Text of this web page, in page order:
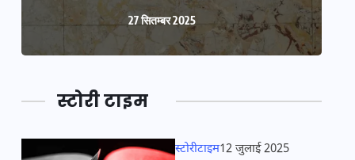
27 सितम्बर 2025
स्टोरी टाइम
स्टोरीटाइम12 जुलाई 2025